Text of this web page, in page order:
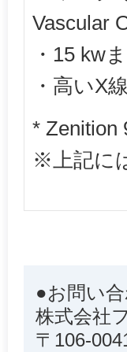
Vascular
・15 kw
・高いX
* Zenition
※上記に
●お問い
株式会社
〒106-